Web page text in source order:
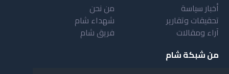
أخبار سياسة
تحقيقات وتقارير
آراء ومقالات
من نحن
شهداء شام
فريق شام
من شبكة شام